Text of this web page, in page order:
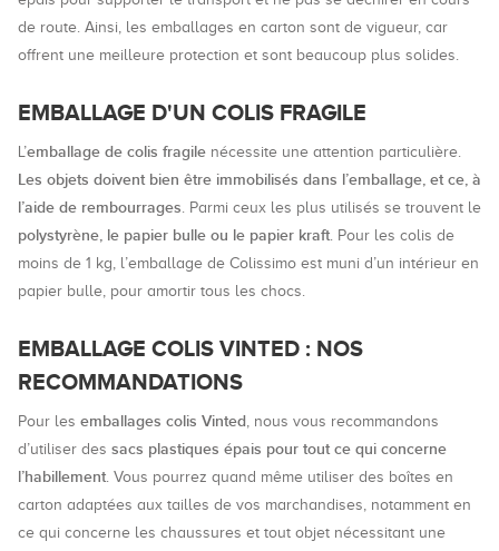
de route. Ainsi, les emballages en carton sont de vigueur, car
offrent une meilleure protection et sont beaucoup plus solides.
EMBALLAGE D'UN COLIS FRAGILE
L’emballage de colis fragile nécessite une attention particulière.
Les objets doivent bien être immobilisés dans l’emballage, et ce, à
l’aide de rembourrages. Parmi ceux les plus utilisés se trouvent le
polystyrène, le papier bulle ou le papier kraft. Pour les colis de
moins de 1 kg, l’emballage de Colissimo est muni d’un intérieur en
papier bulle, pour amortir tous les chocs.
EMBALLAGE COLIS VINTED : NOS
RECOMMANDATIONS
Pour les emballages colis Vinted, nous vous recommandons
d’utiliser des sacs plastiques épais pour tout ce qui concerne
l’habillement. Vous pourrez quand même utiliser des boîtes en
carton adaptées aux tailles de vos marchandises, notamment en
ce qui concerne les chaussures et tout objet nécessitant une